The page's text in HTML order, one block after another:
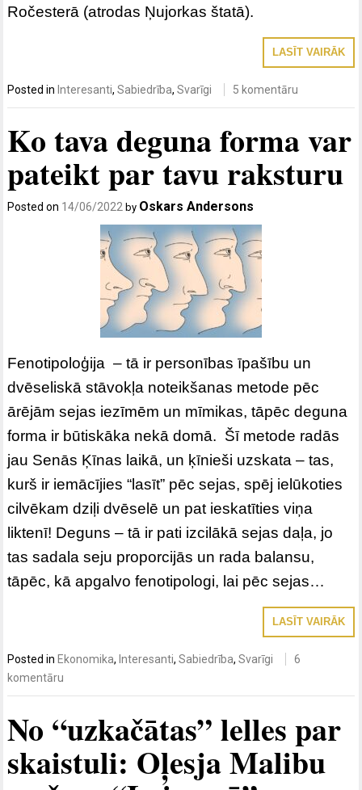
Ročesterā (atrodas Ņujorkas štatā).
LASĪT VAIRĀK
Posted in Interesanti,Sabiedrība,Svarīgi 5 komentāru
Ko tava deguna forma var
pateikt par tavu raksturu
Posted on 14/06/2022 by Oskars Andersons
Fenotipoloģija – tā ir personības īpašību un
dvēseliskā stāvokļa noteikšanas metode pēc
ārējām sejas iezīmēm un mīmikas, tāpēc deguna
forma ir būtiskāka nekā domā. Šī metode radās
jau Senās Ķīnas laikā, un ķīnieši uzskata – tas,
kurš ir iemācījies “lasīt” pēc sejas, spēj ielūkoties
cilvēkam dziļi dvēselē un pat ieskatīties viņa
liktenī! Deguns – tā ir pati izcilākā sejas daļa, jo
tas sadala seju proporcijās un rada balansu,
tāpēc, kā apgalvo fenotipologi, lai pēc sejas…
LASĪT VAIRĀK
Posted in Ekonomika, Interesanti,Sabiedrība,Svarīgi
6
komentāru
No “uzkačātas” lelles par
skaistuli: Oļesja Malibu